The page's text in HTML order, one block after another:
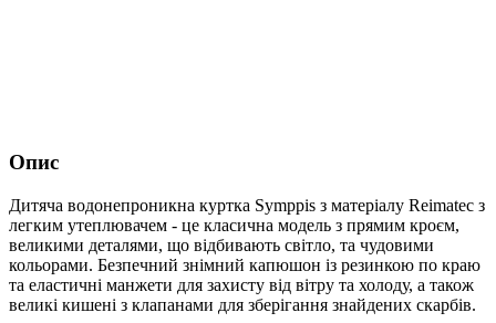
Опис
Дитяча водонепроникна куртка Symppis з матеріалу Reimatec з
легким утеплювачем - це класична модель з прямим кроєм,
великими деталями, що відбивають світло, та чудовими
кольорами. Безпечний знімний капюшон із резинкою по краю
та еластичні манжети для захисту від вітру та холоду, а також
великі кишені з клапанами для зберігання знайдених скарбів.